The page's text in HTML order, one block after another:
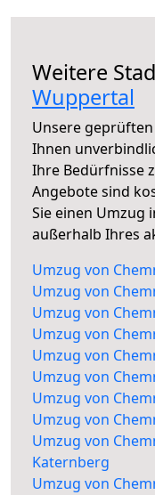
Weitere
Wuppertal
Unsere
Ihnen
Ihre Bedürfnisse
Angebote sind
Sie einen Umzug
außerhalb Ihres
Umzug von
Umzug von
Umzug von
Umzug von
Umzug von
Umzug von
Umzug von
Umzug von
Umzug von
Katernberg
Umzug von